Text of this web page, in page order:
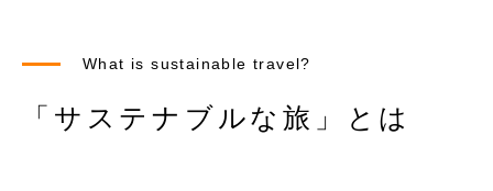
What is sustainable travel?
「サステナブルな旅」とは